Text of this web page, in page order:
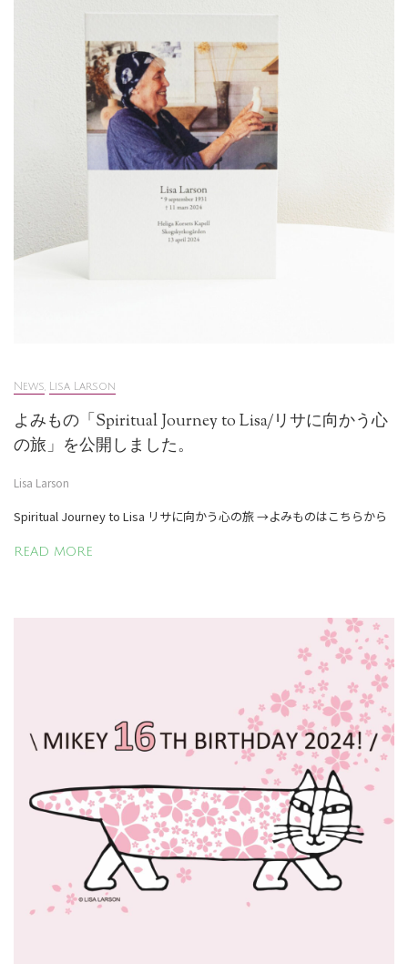
News, Lisa Larson
よみもの「Spiritual Journey to Lisa/リサに向かう心
の旅」を公開しました。
Lisa Larson
Spiritual Journey to Lisa リサに向かう心の旅 →よみものはこちらから
READ MORE